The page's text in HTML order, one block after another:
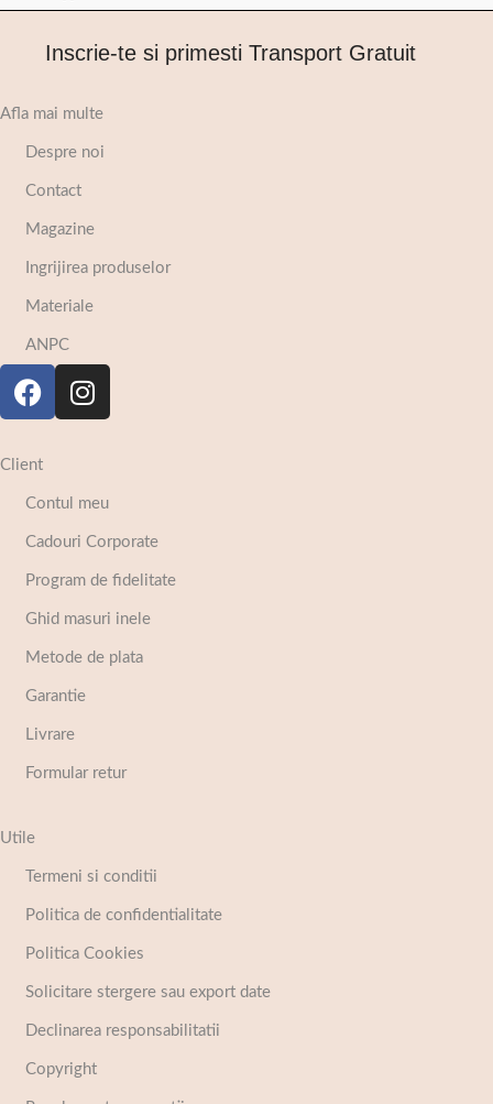
Inscrie-te si primesti Transport Gratuit
Afla mai multe
Despre noi
Contact
Magazine
Ingrijirea produselor
Materiale
ANPC
Client
Contul meu
Cadouri Corporate
Program de fidelitate
Ghid masuri inele
Metode de plata
Garantie
Livrare
Formular retur
Utile
Termeni si conditii
Politica de confidentialitate
Politica Cookies
Solicitare stergere sau export date
Declinarea responsabilitatii
Copyright